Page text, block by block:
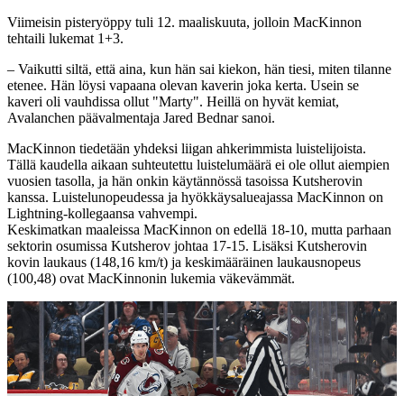
Viimeisin pisteryöppy tuli 12. maaliskuuta, jolloin MacKinnon
tehtaili lukemat 1+3.
– Vaikutti siltä, että aina, kun hän sai kiekon, hän tiesi, miten tilanne
etenee. Hän löysi vapaana olevan kaverin joka kerta. Usein se
kaveri oli vauhdissa ollut "Marty". Heillä on hyvät kemiat,
Avalanchen päävalmentaja Jared Bednar sanoi.
MacKinnon tiedetään yhdeksi liigan ahkerimmista luistelijoista.
Tällä kaudella aikaan suhteutettu luistelumäärä ei ole ollut aiempien
vuosien tasolla, ja hän onkin käytännössä tasoissa Kutsherovin
kanssa. Luistelunopeudessa ja hyökkäysalueajassa MacKinnon on
Lightning-kollegaansa vahvempi.
Keskimatkan maaleissa MacKinnon on edellä 18-10, mutta parhaan
sektorin osumissa Kutsherov johtaa 17-15. Lisäksi Kutsherovin
kovin laukaus (148,16 km/t) ja keskimääräinen laukausnopeus
(100,48) ovat MacKinnonin lukemia väkevämmät.